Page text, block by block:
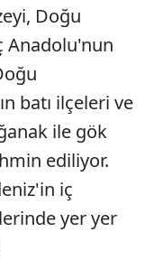
Doğu
Anadolu'nun
batı ilçeleri ve
ile gök
ediliyor.
iç
yer yer